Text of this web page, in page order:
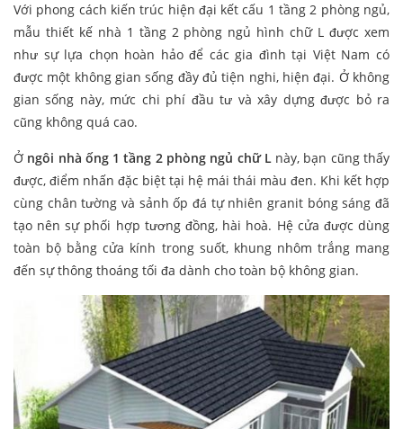
Với phong cách kiến trúc hiện đại kết cấu 1 tầng 2 phòng ngủ,
mẫu thiết kế nhà 1 tầng 2 phòng ngủ hình chữ L được xem
như sự lựa chọn hoàn hảo để các gia đình tại Việt Nam có
được một không gian sống đầy đủ tiện nghi, hiện đại. Ở không
gian sống này, mức chi phí đầu tư và xây dựng được bỏ ra
cũng không quá cao.
Ở ngôi nhà ống 1 tầng 2 phòng ngủ chữ Lnày, bạn cũng thấy
được, điểm nhấn đặc biệt tại hệ mái thái màu đen. Khi kết hợp
cùng chân tường và sảnh ốp đá tự nhiên granit bóng sáng đã
tạo nên sự phối hợp tương đồng, hài hoà. Hệ cửa được dùng
toàn bộ bằng cửa kính trong suốt, khung nhôm trắng mang
đến sự thông thoáng tối đa dành cho toàn bộ không gian.